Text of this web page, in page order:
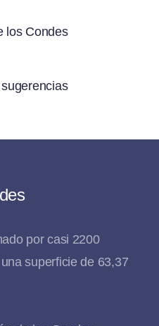
por casi 2200
superficie de 63,37